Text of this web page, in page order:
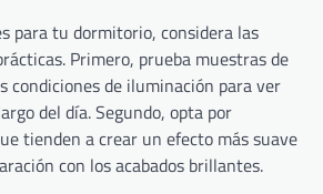
para tu dormitorio, considera las
Primero, prueba muestras de
condiciones de iluminación para ver
del día. Segundo, opta por
tienden a crear un efecto más suave
con los acabados brillantes.